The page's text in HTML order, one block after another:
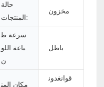
حالة
المنتجات:
مخزون
سرعة ط
باعة اللو
ن
باطل
مكان المن
قوانغدون